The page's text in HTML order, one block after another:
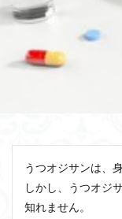
うつオジサンは、
しかし、うつオジ
知れません。